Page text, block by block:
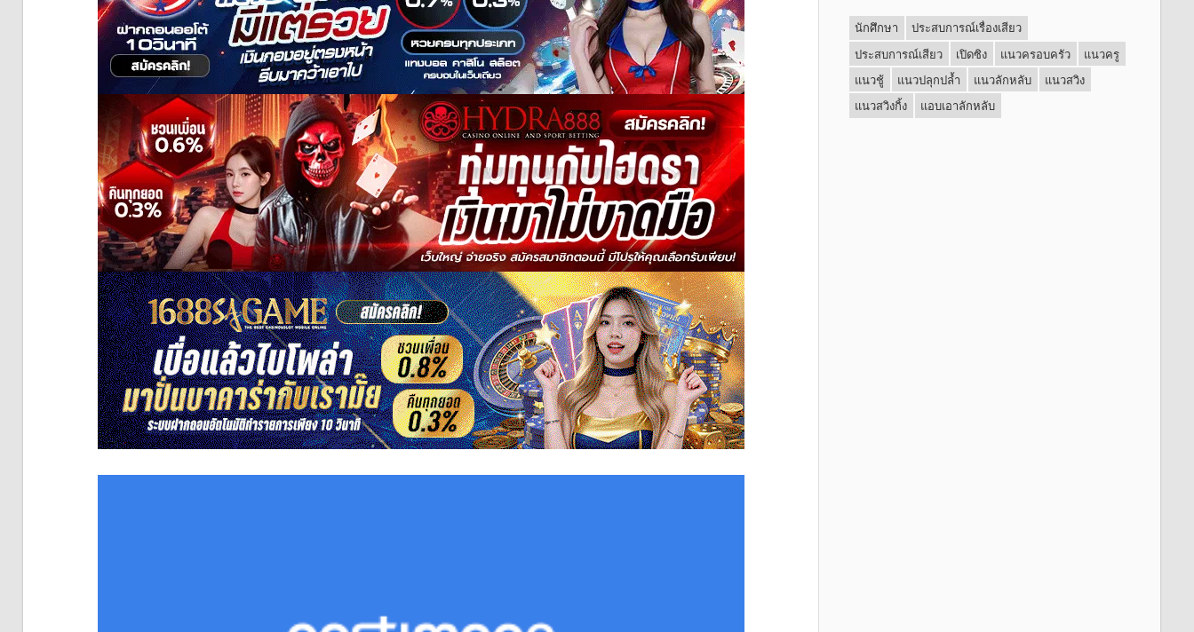
นักศึกษา
ประสบการณ์เรื่องเสียว
ประสบการณ์เสียว
เปิดซิง แนวครอบครัว
แนวครู
แนวชู้
แนวปลุกปล้ำ แนวลักหลับ
แนวสวิง
แนวสวิงกิ้ง
แอบเอาลักหลับ